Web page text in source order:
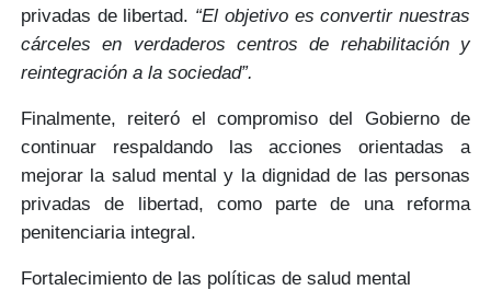
privadas de libertad. “El objetivo es convertir nuestras
cárceles en verdaderos centros de rehabilitación y
reintegración a la sociedad”.
Finalmente, reiteró el compromiso del Gobierno de
continuar respaldando las acciones orientadas a
mejorar la salud mental y la dignidad de las personas
privadas de libertad, como parte de una reforma
penitenciaria integral.
Fortalecimiento de las políticas de salud mental